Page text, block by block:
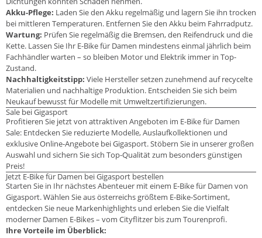
Akku-Pflege: Laden Sie den Akku regelmäßig und lagern Sie ihn trocken
bei mittleren Temperaturen. Entfernen Sie den Akku beim Fahrradputz.
Wartung: Prüfen Sie regelmäßig die Bremsen, den Reifendruck und die
Kette. Lassen Sie Ihr E-Bike für Damen mindestens einmal jährlich beim
Fachhändler warten – so bleiben Motor und Elektrik immer in Top-
Zustand.
Nachhaltigkeitstipp: Viele Hersteller setzen zunehmend auf recycelte
Materialien und nachhaltige Produktion. Entscheiden Sie sich beim
Neukauf bewusst für Modelle mit Umweltzertifizierungen.
Sale bei Gigasport
Profitieren Sie jetzt von attraktiven Angeboten im E-Bike für Damen
Sale: Entdecken Sie reduzierte Modelle, Auslaufkollektionen und
exklusive Online-Angebote bei Gigasport. Stöbern Sie in unserer großen
Auswahl und sichern Sie sich Top-Qualität zum besonders günstigen
Preis!
Jetzt E-Bike für Damen bei Gigasport bestellen
Starten Sie in Ihr nächstes Abenteuer mit einem E-Bike für Damen von
Gigasport. Wählen Sie aus österreichs größtem E-Bike-Sortiment,
entdecken Sie neue Markenhighlights und erleben Sie die Vielfalt
moderner Damen E-Bikes – vom Cityflitzer bis zum Tourenprofi.
Ihre Vorteile im Überblick: